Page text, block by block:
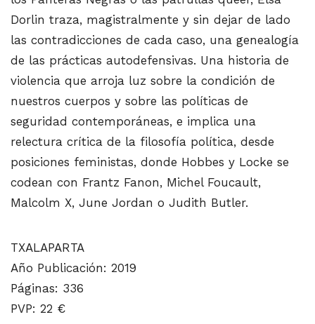
Dorlin traza, magistralmente y sin dejar de lado
las contradicciones de cada caso, una genealogía
de las prácticas autodefensivas. Una historia de
violencia que arroja luz sobre la condición de
nuestros cuerpos y sobre las políticas de
seguridad contemporáneas, e implica una
relectura crítica de la filosofía política, desde
posiciones feministas, donde Hobbes y Locke se
codean con Frantz Fanon, Michel Foucault,
Malcolm X, June Jordan o Judith Butler.
TXALAPARTA
Año Publicación: 2019
Páginas: 336
PVP: 22 €